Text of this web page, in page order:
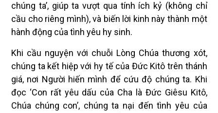
chúng ta’, giúp ta vượt qua tính ích kỷ (không chỉ
cầu cho riêng mình), và biến lời kinh này thành một
hành động của tình yêu hy sinh.
Khi cầu nguyện với chuỗi Lòng Chúa thương xót,
chúng ta kết hiệp với hy tế của Đức Kitô trên thánh
giá, nơi Người hiến mình để cứu độ chúng ta. Khi
đọc ‘Con rất yêu dấu của Cha là Đức Giêsu Kitô,
Chúa chúng con’, chúng ta nại đến tình yêu của